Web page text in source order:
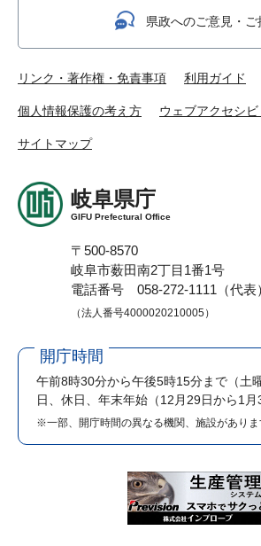
県政へのご意見・ご
リンク・著作権・免責事項 利用ガイド
個人情報保護の考え方 ウェブアクセシ
サイトマップ
岐阜県庁
GIFU Prefectural Office
〒500-8570
岐阜市薮田南2丁目1番1号
電話番号 058-272-1111（代表
（法人番号4000020210005）
開庁時間
午前8時30分から午後5時15分まで （土
日、休日、年末年始（12月29日から1月
※一部、開庁時間の異なる機関、施設がありま